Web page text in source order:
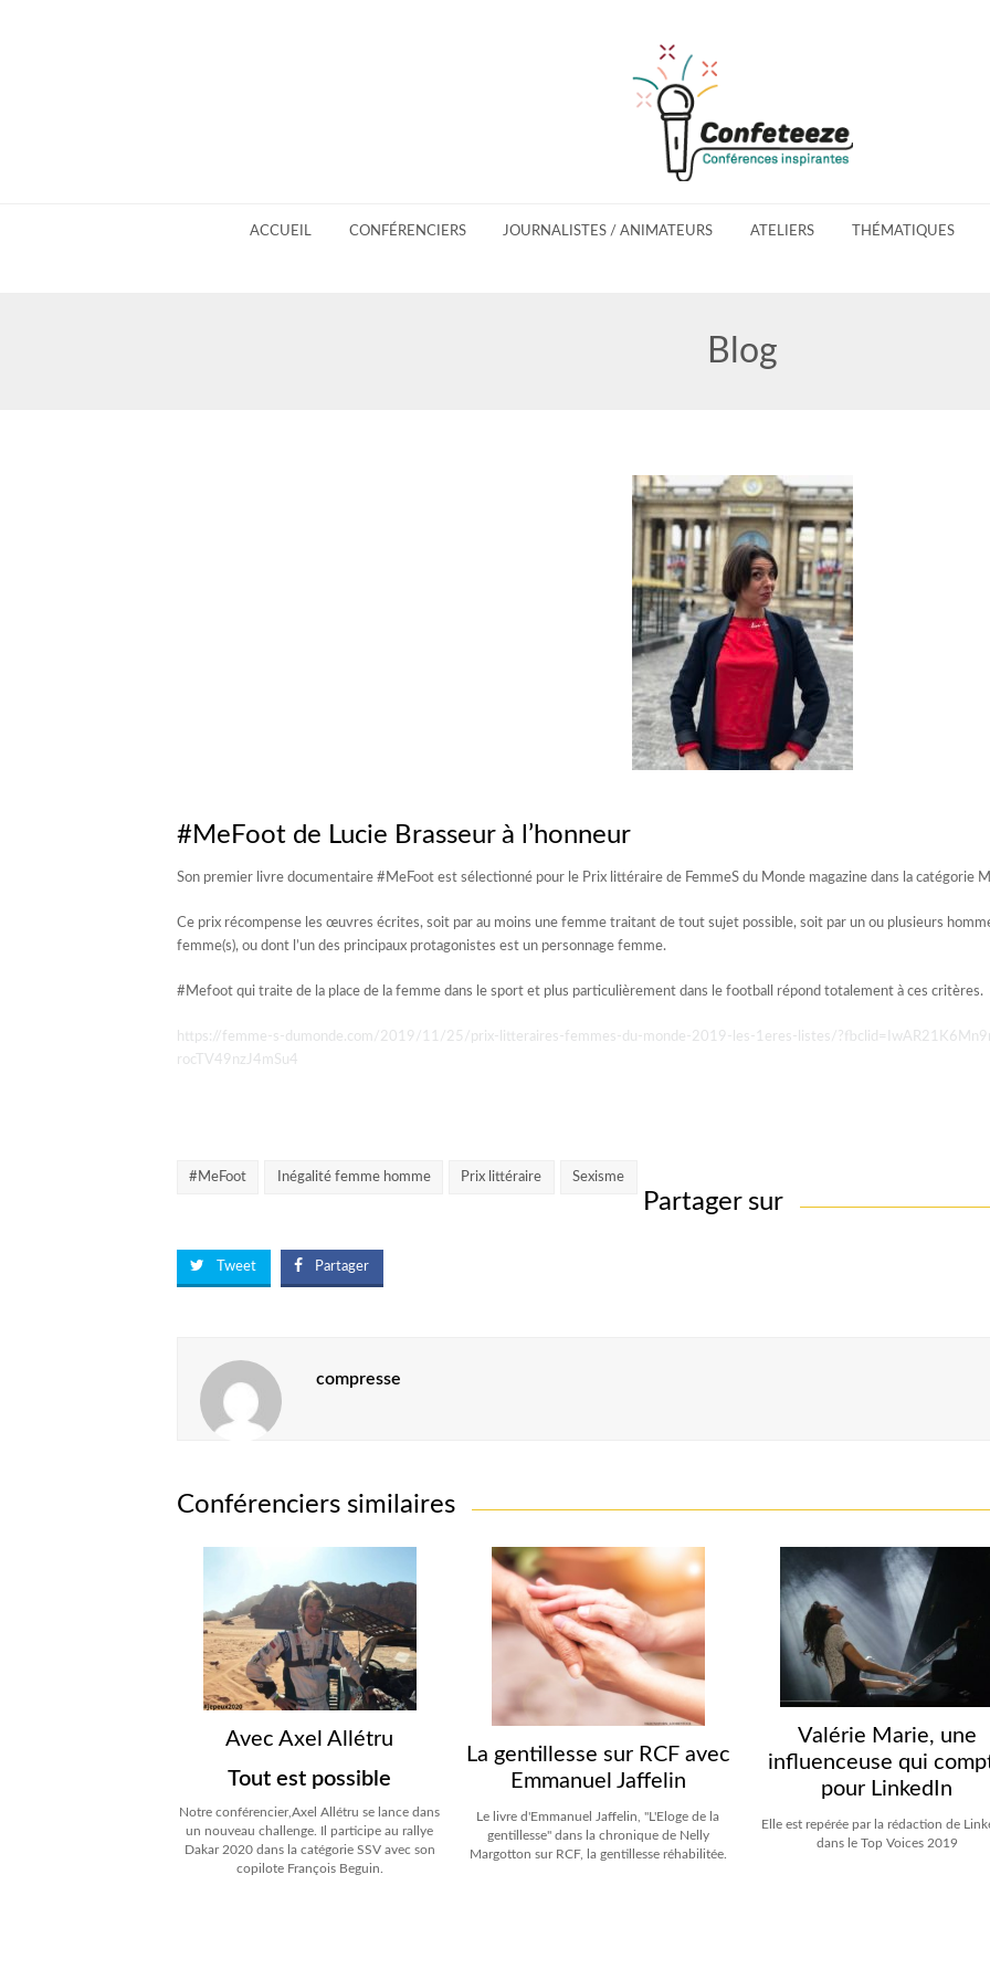
ACCUEIL CONFÉRENCIERS JOURNALISTES / ANIMATEURS ATELIERS THÉMATIQUES
Blog
#MeFoot de Lucie Brasseur à l’honneur
Son premier livre documentaire #MeFoot est sélectionné pour le Prix littéraire de FemmeS du Monde magazine dans la catégorie
Ce prix récompense les œuvres écrites, soit par au moins une femme traitant de tout sujet possible, soit par un ou plusieurs
femme(s), ou dont l’un des principaux protagonistes est un personnage femme.
#Mefoot qui traite de la place de la femme dans le sport et plus particulièrement dans le football répond totalement à ces critères.
https://femme-s-dumonde.com/2019/11/25/prix-litteraires-femmes-du-monde-2019-les-1eres-listes/
rocTV49nzJ4mSu4
#MeFoot Inégalité femme homme Prix littéraire Sexisme
Partager sur
Tweet Partager
compresse
Conférenciers similaires
Avec Axel Allétru
Tout est possible
Notre conférencier,Axel Allétru se lance dans
un nouveau challenge. Il participe au rallye
Dakar 2020 dans la catégorie SSV avec son
copilote François Beguin.
La gentillesse sur RCF avec
Emmanuel Jaffelin
Le livre d'Emmanuel Jaffelin, "L'Eloge de la
gentillesse" dans la chronique de Nelly
Margotton sur RCF, la gentillesse réhabilitée.
Valérie Marie, une
influenceuse qui
pour LinkedIn
Elle est repérée par la rédaction de
dans le Top Voices 2019